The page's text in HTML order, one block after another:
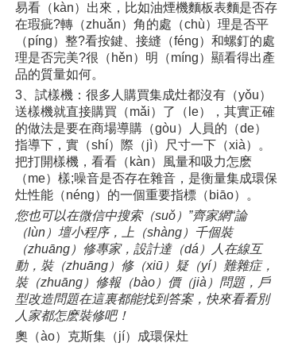
易看（kàn）出來，比如油煙機麵板表麵是否存
在瑕疵?轉（zhuǎn）角的處（chù）理是否平
（píng）整?看按鍵、接縫（féng）和螺釘的處
理是否完美?很（hěn）明（míng）顯看得出產
品的質量如何。
3、試樣機：很多人購買集成灶都沒有（yǒu）
送樣機就直接購買（mǎi）了（le），其實正確
的做法是要在商場導購（gòu）人員的（de）
指導下，實（shí）際（jì）尺寸一下（xià）。
把打開樣機，看看（kàn）風量和吸力怎麽
（me）樣;噪音是否存在雜音，是衡量集成環保
灶性能（néng）的一個重要指標（biāo）。
您也可以在微信中搜索（suǒ）”齊家網“論
（lùn）壇小程序，上（shàng）千個裝
（zhuāng）修專家，設計達（dá）人在線互
動，裝（zhuāng）修（xiū）疑（yí）難雜症，
裝（zhuāng）修報（bào）價（jià）問題，戶
型改造問題在這裏都能找到答案，快來看看別
人家都怎麽裝修吧！
奧（ào）克斯集（jí）成環保灶